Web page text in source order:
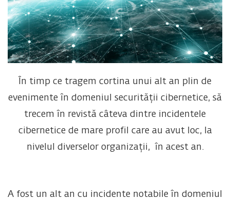
În timp ce tragem cortina unui alt an plin de
evenimente în domeniul securității cibernetice, să
trecem în revistă câteva dintre incidentele
cibernetice de mare profil care au avut loc, la
nivelul diverselor organizații, în acest an.
A fost un alt an cu incidente notabile în domeniul